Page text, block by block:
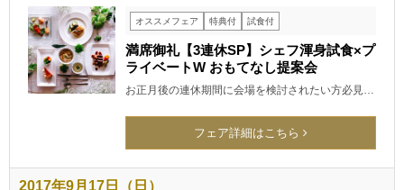
オススメフェア 特典付 試食付
満席御礼【3連休SP】シェフ渾身試食×プ
ライベートW おもてなし提案会
お正月後の連休期間に会場を検討されたい方必見…
フェア詳細はこちら
2017年9月17日（日）